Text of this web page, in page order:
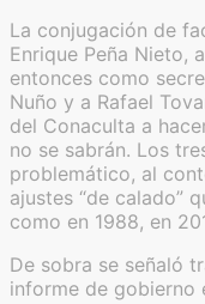
La conjugación de
Enrique Peña Nieto,
entonces como
Nuño y a Rafael
del Conaculta a
no se sabrán. Los
problemático, al
ajustes “de calado”
como en 1988, en
De sobra se señaló
informe de gobierno